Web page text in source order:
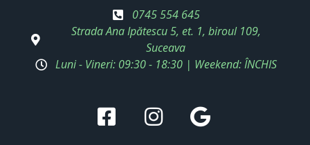
0745 554 645
Strada Ana Ipătescu 5, et. 1, biroul 109,
Suceava
Luni - Vineri: 09:30 - 18:30 | Weekend: ÎNCHIS